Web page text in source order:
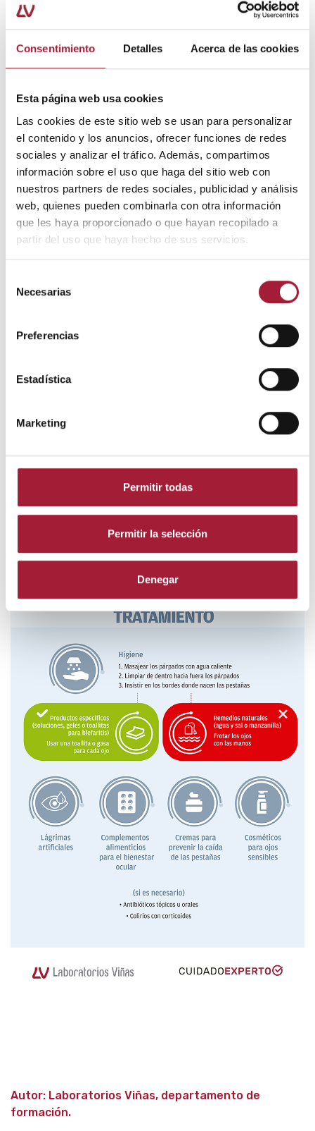
Consentimiento Detalles Acerca de las cookies
Esta página web usa cookies
Las cookies de este sitio web se usan para personalizar
el contenido y los anuncios, ofrecer funciones de redes
sociales y analizar el tráfico. Además, compartimos
información sobre el uso que haga del sitio web con
nuestros partners de redes sociales, publicidad y análisis
web, quienes pueden combinarla con otra información
que les haya proporcionado o que hayan recopilado a
partir del uso que haya hecho de sus servicios.
Necesarias
Preferencias
Estadística
Marketing
Permitir todas
Permitir la selección
Denegar
Autor: Laboratorios Viñas, departamento de
formación.